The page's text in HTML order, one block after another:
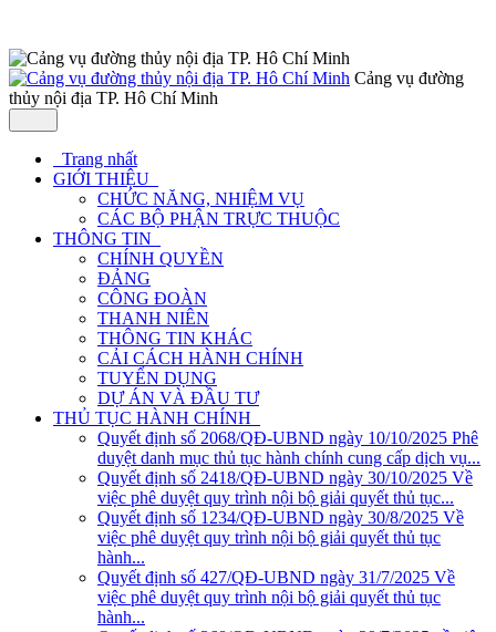
Cảng vụ đường
thủy nội địa TP. Hô Chí Minh
Trang nhất
GIỚI THIỆU
CHỨC NĂNG, NHIỆM VỤ
CÁC BỘ PHẬN TRỰC THUỘC
THÔNG TIN
CHÍNH QUYỀN
ĐẢNG
CÔNG ĐOÀN
THANH NIÊN
THÔNG TIN KHÁC
CẢI CÁCH HÀNH CHÍNH
TUYỂN DỤNG
DỰ ÁN VÀ ĐẦU TƯ
THỦ TỤC HÀNH CHÍNH
Quyết định số 2068/QĐ-UBND ngày 10/10/2025 Phê
duyệt danh mục thủ tục hành chính cung cấp dịch vụ...
Quyết định số 2418/QĐ-UBND ngày 30/10/2025 Về
việc phê duyệt quy trình nội bộ giải quyết thủ tục...
Quyết định số 1234/QĐ-UBND ngày 30/8/2025 Về
việc phê duyệt quy trình nội bộ giải quyết thủ tục
hành...
Quyết định số 427/QĐ-UBND ngày 31/7/2025 Về
việc phê duyệt quy trình nội bộ giải quyết thủ tục
hành...